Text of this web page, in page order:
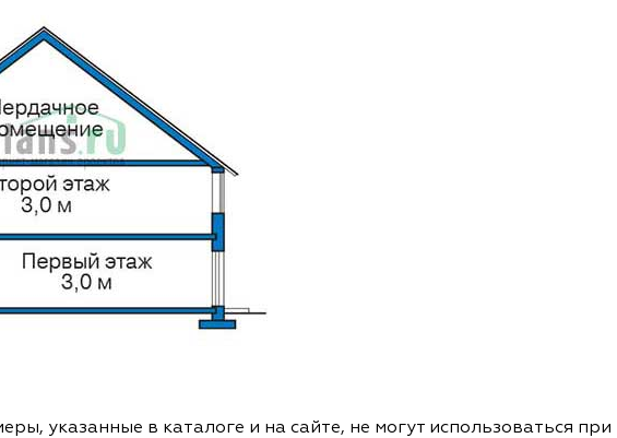
указанные в каталоге и на сайте, не могут использоваться при